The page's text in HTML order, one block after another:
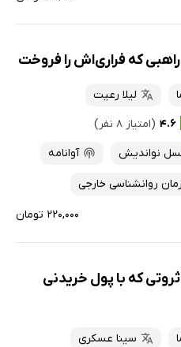
که فراری‌اش را فروخت
لیلا رعیت
۴.۶ (امتیاز ۸ نفر)
نواندیش
آوانامه
روانشناسی خارجی
۲۲۰,۰۰۰ تومان
که با پول خریدنی
سینا عسکری